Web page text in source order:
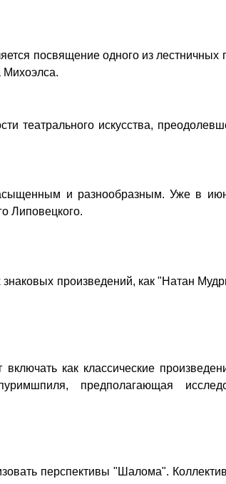
посвящение одного из лестничных
Михоэлса.
театрального искусства,
и разнообразным. Уже в
Липовецкого.
произведений, как "Натан
включать как классические
предполагающая
перспективы "Шалома".